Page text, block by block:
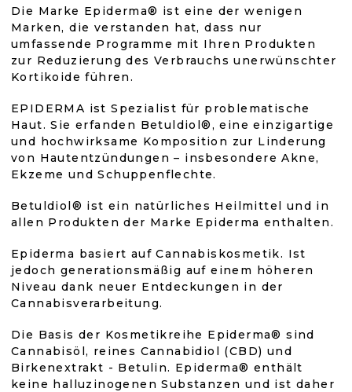
5,0
von
5
Sternen.
R
E
L
E
N
T
E
D
E
R
I
S
E
Die Marke Epiderma® ist eine der wenigen
Marken, die verstanden hat, dass nur
umfassende Programme mit Ihren Produkten
zur Reduzierung des Verbrauchs unerwünschter
Kortikoide führen.
EPIDERMA ist Spezialist für problematische
Haut. Sie erfanden Betuldiol®, eine einzigartige
und hochwirksame Komposition zur Linderung
von Hautentzündungen – insbesondere Akne,
Ekzeme und Schuppenflechte.
Betuldiol® ist ein natürliches Heilmittel und in
allen Produkten der Marke Epiderma enthalten.
Epiderma basiert auf Cannabiskosmetik. Ist
jedoch generationsmäßig auf einem höheren
Niveau dank neuer Entdeckungen in der
Cannabisverarbeitung.
Die Basis der Kosmetikreihe Epiderma® sind
Cannabisöl, reines Cannabidiol (CBD) und
Birkenextrakt - Betulin. Epiderma® enthält
keine halluzinogenen Substanzen und ist daher